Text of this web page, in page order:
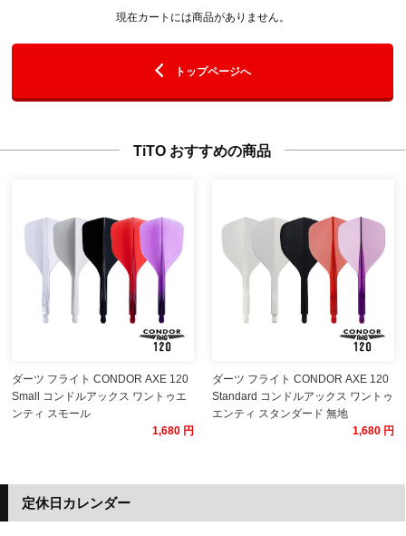
現在カートには商品がありません。
トップページへ
TiTO おすすめの商品
ダーツ フライト CONDOR AXE 120
Small コンドルアックス ワントゥエ
ンティ スモール
1,680 円
ダーツ フライト CONDOR AXE 120
Standard コンドルアックス ワントゥ
エンティ スタンダード 無地
1,680 円
定休日カレンダー